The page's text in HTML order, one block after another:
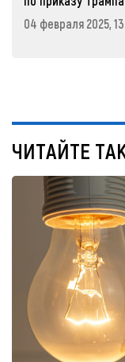
04 февраля 2025,
ЧИТАЙТЕ